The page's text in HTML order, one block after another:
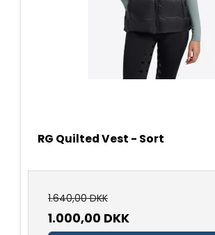
RG Quilted Vest - Sort
1.640,00 DKK
1.000,00 DKK